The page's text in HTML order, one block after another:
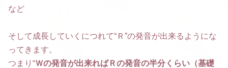
など
そして成長していくにつれて“Ｒ”の発音が出来るようにな
ってきます。
つまり“Ｗの発音が出来ればＲの発音の半分くらい（基礎